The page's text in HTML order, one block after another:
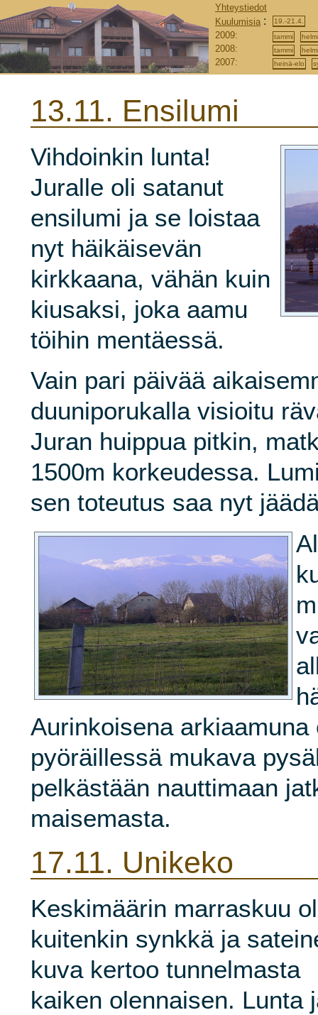
Yhteystiedot
Kuulumisia : 19.-21.4.
2009: tammi helmi
2008: tammi helmi
2007: heinä-elo
13.11. Ensilumi
Vihdoinkin lunta!
Juralle oli satanut
ensilumi ja se loistaa
nyt häikäisevän
kirkkaana, vähän kuin
kiusaksi, joka aamu
töihin mentäessä.
Vain pari päivää
duuniporukalla visioitu
Juran huippua pitkin,
1500m korkeudessa.
sen toteutus saa nyt
Aurinkoisena arkiaamuna
pyöräillessä mukava
pelkästään nauttimaan
maisemasta.
17.11. Unikeko
Keskimäärin marraskuu
kuitenkin synkkä ja
kuva kertoo tunnelmasta
kaiken olennaisen. Lunta